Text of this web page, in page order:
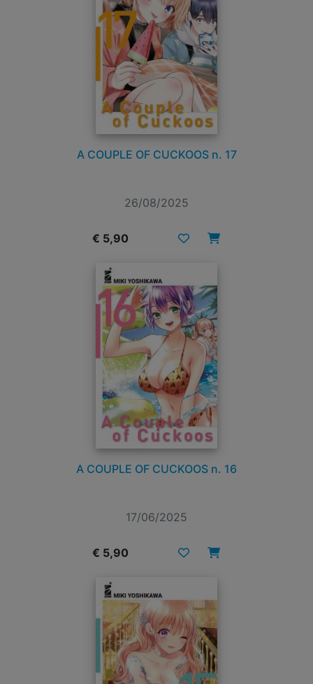
A COUPLE OF CUCKOOS n. 17
26/08/2025
€ 5,90
A COUPLE OF CUCKOOS n. 16
17/06/2025
€ 5,90